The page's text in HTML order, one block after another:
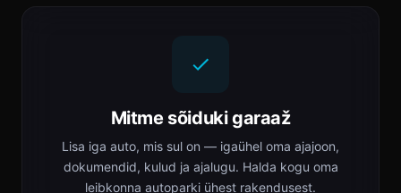
Mitme sõiduki garaaž
Lisa iga auto, mis sul on — igaühel oma ajajoon,
dokumendid, kulud ja ajalugu. Halda kogu oma
leibkonna autoparki ühest rakendusest.